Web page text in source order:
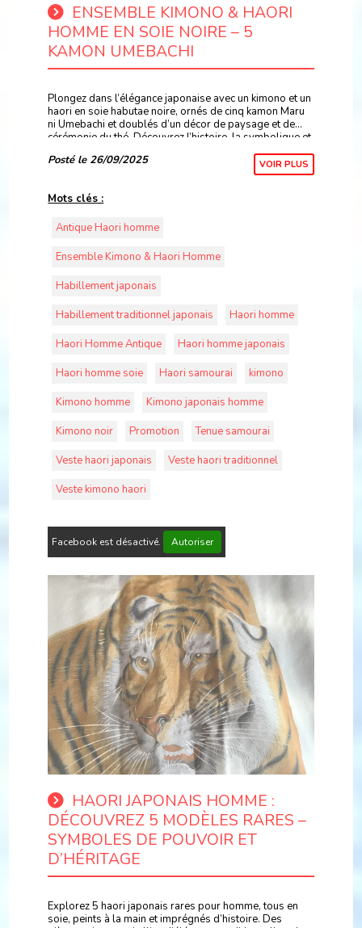
ENSEMBLE KIMONO & HAORI
HOMME EN SOIE NOIRE – 5
KAMON UMEBACHI
Plongez dans l’élégance japonaise avec un kimono et un
haori en soie habutae noire, ornés de cinq kamon Maru
ni Umebachi et doublés d’un décor de paysage et de
cérémonie du thé. Découvrez l’histoire, la symbolique et
Posté le 26/09/2025 VOIR PLUS
Mots clés :
Antique Haori homme
Ensemble Kimono & Haori Homme
Habillement japonais
Habillement traditionnel japonais
Haori homme
Haori Homme Antique
Haori homme japonais
Haori homme soie
Haori samourai
kimono
Kimono homme
Kimono japonais homme
Kimono noir
Promotion
Tenue samourai
Veste haori japonais
Veste haori traditionnel
Veste kimono haori
Facebook est désactivé. Autoriser
HAORI JAPONAIS HOMME :
DÉCOUVREZ 5 MODÈLES RARES –
SYMBOLES DE POUVOIR ET
D’HÉRITAGE
Explorez 5 haori japonais rares pour homme, tous en
soie, peints à la main et imprégnés d’histoire. Des